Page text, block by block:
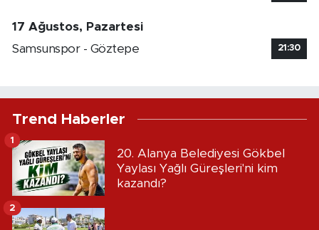
17 Ağustos, Pazartesi
Samsunspor - Göztepe
21:30
Trend Haberler
20. Alanya Belediyesi Gökbel
Yaylası Yağlı Güreşleri'ni kim
kazandı?
1
2